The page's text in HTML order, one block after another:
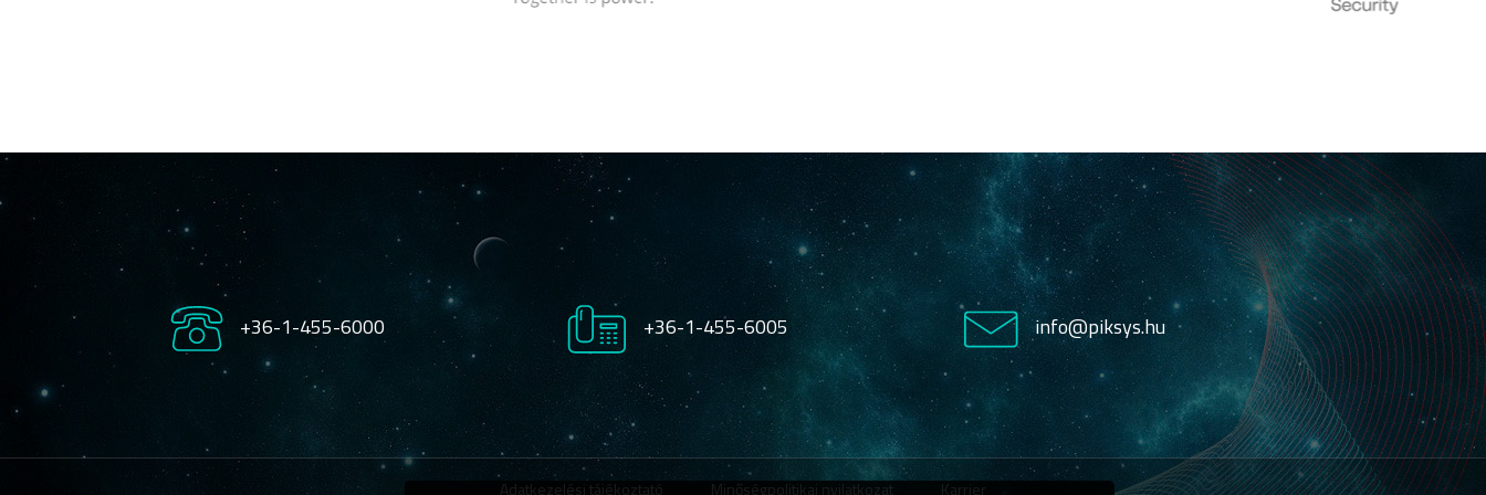
+36-1-455-6000 +36-1-455-6005 info@piksys.hu
Adatkezelési tájékoztató Minőségpolitikai nyilatkozat Karrier